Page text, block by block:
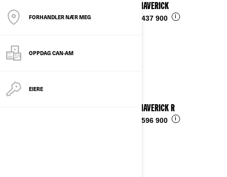
FORHANDLER NÆR MEG
OPPDAG CAN-AM
EIERE
2025 MAVERICK
kr 437 900 i
2025 MAVERICK R
kr 596 900 i